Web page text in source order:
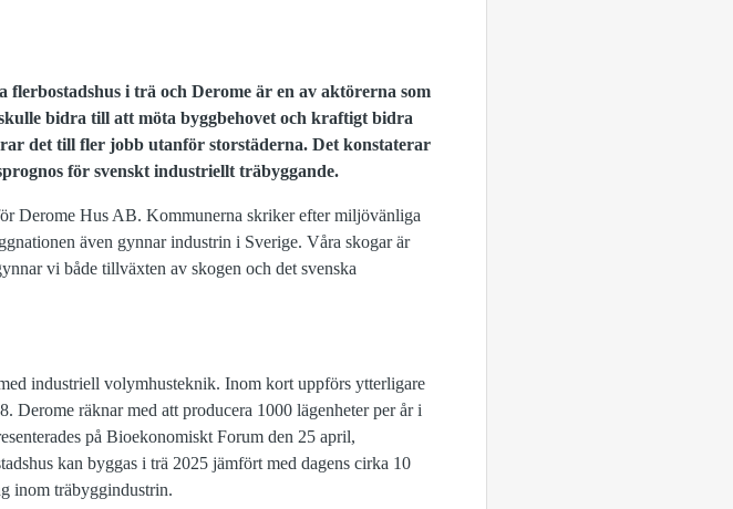
flerbostadshus i trä och Derome är en av aktörerna som
bidra till att möta byggbehovet och kraftigt bidra
det till fler jobb utanför storstäderna. Det konstaterar
för svenskt industriellt träbyggande.
Derome Hus AB. Kommunerna skriker efter miljövänliga
även gynnar industrin i Sverige. Våra skogar är
vi både tillväxten av skogen och det svenska
industriell volymhusteknik. Inom kort uppförs ytterligare
räknar med att producera 1000 lägenheter per år i
på Bioekonomiskt Forum den 25 april,
kan byggas i trä 2025 jämfört med dagens cirka 10
inom träbyggindustrin.